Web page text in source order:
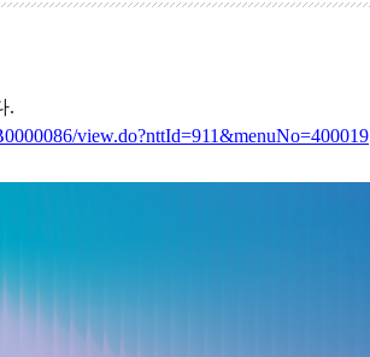
.
view.do?nttId=911&menuNo=400019